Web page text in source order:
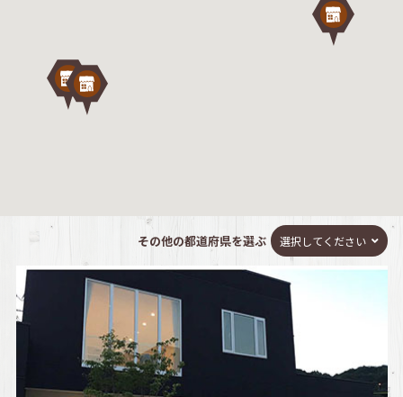
その他の都道府県を選ぶ 選択してください